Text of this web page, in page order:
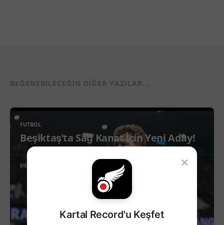
BEĞENEBILECEĞIN DIĞER YAZILAR...
FUTBOL
Beşiktaş’ta Sağ Kanat İçin Yeni Aday!
DEVAMINI OKU ×
Kartal Record'u Keşfet